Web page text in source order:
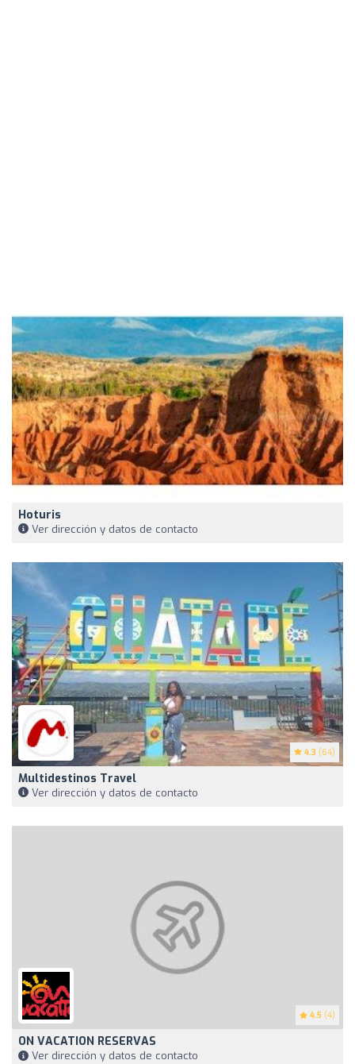
Hoturis
Ver dirección y datos de contacto
4.3 (64)
Multidestinos Travel
Ver dirección y datos de contacto
4.5 (4)
ON VACATION RESERVAS
Ver dirección y datos de contacto